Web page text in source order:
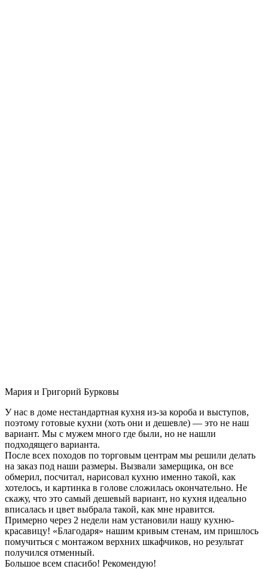
Мария и Григорий Бурковы
У нас в доме нестандартная кухня из-за короба и выступов,
поэтому готовые кухни (хоть они и дешевле) — это не наш
вариант. Мы с мужем много где были, но не нашли
подходящего варианта.
После всех походов по торговым центрам мы решили делать
на заказ под наши размеры. Вызвали замерщика, он все
обмерил, посчитал, нарисовал кухню именно такой, как
хотелось, и картинка в голове сложилась окончательно. Не
скажу, что это самый дешевый вариант, но кухня идеально
вписалась и цвет выбрала такой, как мне нравится.
Примерно через 2 недели нам установили нашу кухню-
красавицу! «Благодаря» нашим кривым стенам, им пришлось
помучиться с монтажом верхних шкафчиков, но результат
получился отменный.
Большое всем спасибо! Рекомендую!